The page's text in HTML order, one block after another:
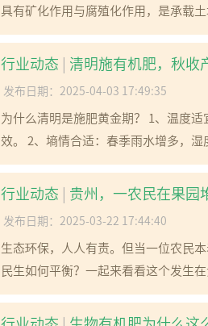
具有矿化作用与腐殖化作用，是承载
行业动态 | 清明施有机肥，秋收
发布日期：2025-04-03 17:49:35
为什么清明是施肥黄金期？ 1、温度
效。 2、墒情合适：春季雨水增多，
行业动态 | 贵州，一农民在果园
发布日期：2025-03-22 17:44:40
生态环保，人人有责。但当一位农民
民生如何平衡？一起来看看这个发生